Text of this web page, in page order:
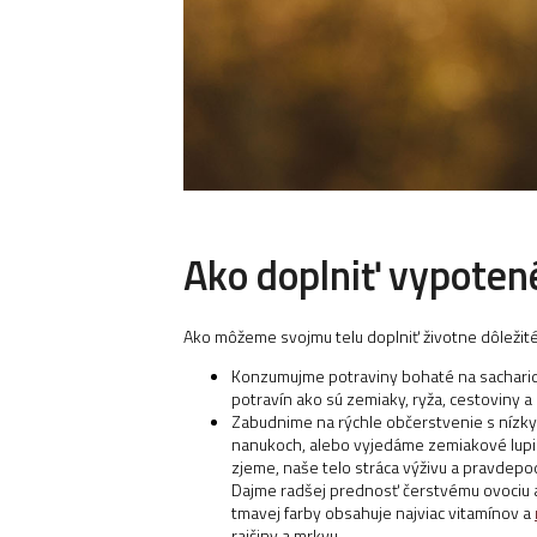
Ako doplniť
Ako môžeme svojmu telu doplniť životne
Konzumujme potraviny bohaté na
potravín ako sú zemiaky, ryža, cestoviny
Zabudnime na rýchle občerstvenie s
nanukoch, alebo vyjedáme zemiakové
zjeme, naše telo stráca výživu a
Dajme radšej prednosť čerstvému
tmavej farby obsahuje najviac vitamínov a